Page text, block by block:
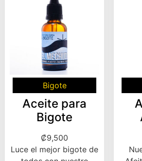
Bigote
Aceite para
Bigote
₡9,500
Luce el mejor bigote de